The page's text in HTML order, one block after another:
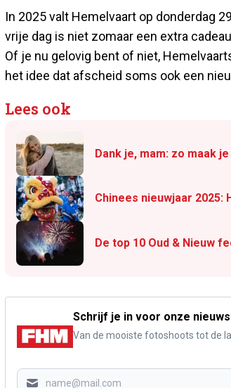
In 2025 valt Hemelvaart op donderdag
vrije dag is niet zomaar een extra
Of je nu gelovig bent of niet,
het idee dat afscheid soms ook een
Lees ook
Dank je, mam: zo maak
Chinees nieuwjaar 2025:
De top 10 Oud & Nieuw
Schrijf je in voor onze
Van de mooiste fotoshoots tot de